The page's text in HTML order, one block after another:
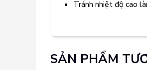
Tránh nhiệt độ cao
SẢN PHẨM